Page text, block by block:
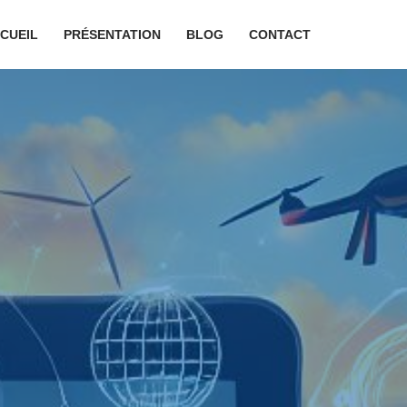
PRÉSENTATION BLOG CONTACT